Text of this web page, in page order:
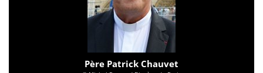
Père Patrick Chauvet